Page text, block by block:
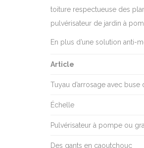
toiture respectueuse des
pulvérisateur de jardin à
En plus d’une solution anti-
Article
Tuyau d’arrosage avec buse
Échelle
Pulvérisateur à pompe ou
Des gants en caoutchouc